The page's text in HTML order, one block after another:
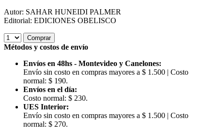
Autor: SAHAR HUNEIDI PALMER
Editorial: EDICIONES OBELISCO
Comprar
Métodos y costos de envío
Envíos en 48hs - Montevideo y Canelones:
Envío sin costo en compras mayores a $ 1.500 | Costo
normal: $ 190.
Envíos en el día:
Costo normal: $ 230.
UES Interior:
Envío sin costo en compras mayores a $ 1.500 | Costo
normal: $ 270.